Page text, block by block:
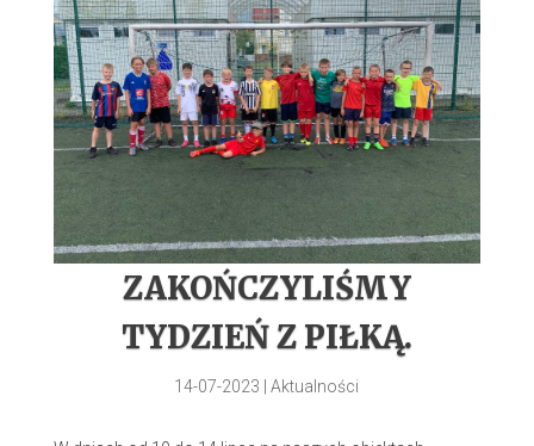
ZAKOŃCZYLIŚMY
TYDZIEŃ Z PIŁKĄ.
14-07-2023 |Aktualności